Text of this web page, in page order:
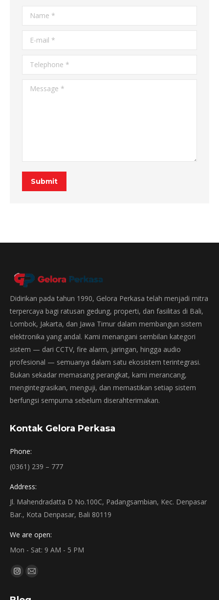
Name *
E-mail *
Telephone *
Message *
Submit
Didirikan pada tahun 1990, Gelora Perkasa telah menjadi mitra
terpercaya bagi ratusan gedung, properti, dan fasilitas di Bali,
Lombok, Jakarta, dan Jawa Timur dalam membangun sistem
elektronika yang andal. Kami menangani sembilan kategori
sistem — dari CCTV, fire alarm, jaringan, hingga audio
profesional — semuanya dalam satu ekosistem terintegrasi.
Bukan sekadar memasang perangkat, kami merancang,
mengintegrasikan, menguji, dan memastikan setiap sistem
berfungsi sempurna sebelum diserahterimakan.
Kontak Gelora Perkasa
Phone:
(0361) 239 – 777
Address:
Jl. Mahendradatta D No.100C, Padangsambian, Kec. Denpasar
Bar., Kota Denpasar, Bali 80119
We are open:
Mon - Sat: 9 AM - 5 PM
Find us on:
Instagram
Mail